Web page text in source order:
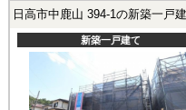
日高市中鹿山 394-1の新築一戸
新築一戸建て